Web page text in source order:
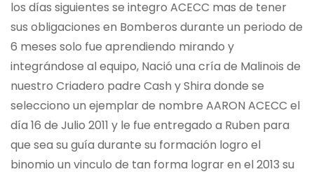
los días siguientes se integro ACECC mas de tener
sus obligaciones en Bomberos durante un periodo de
6 meses solo fue aprendiendo mirando y
integrándose al equipo, Nació una cría de Malinois de
nuestro Criadero padre Cash y Shira donde se
selecciono un ejemplar de nombre AARON ACECC el
día 16 de Julio 2011 y le fue entregado a Ruben para
que sea su guía durante su formación logro el
binomio un vinculo de tan forma lograr en el 2013 su